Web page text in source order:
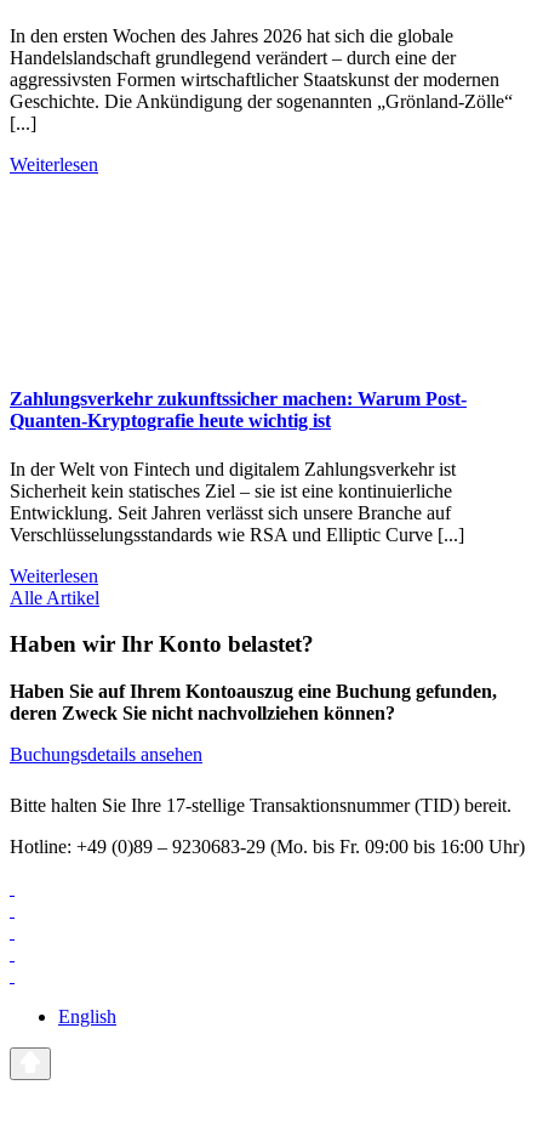
In den ersten Wochen des Jahres 2026 hat sich die globale
Handelslandschaft grundlegend verändert – durch eine der
aggressivsten Formen wirtschaftlicher Staatskunst der modernen
Geschichte. Die Ankündigung der sogenannten „Grönland-Zölle“
[...]
Weiterlesen
Zahlungsverkehr zukunftssicher machen: Warum Post-
Quanten-Kryptografie heute wichtig ist
In der Welt von Fintech und digitalem Zahlungsverkehr ist
Sicherheit kein statisches Ziel – sie ist eine kontinuierliche
Entwicklung. Seit Jahren verlässt sich unsere Branche auf
Verschlüsselungsstandards wie RSA und Elliptic Curve [...]
Weiterlesen
Alle Artikel
Haben wir Ihr Konto belastet?
Haben Sie auf Ihrem Kontoauszug eine Buchung gefunden,
deren Zweck Sie nicht nachvollziehen können?
Buchungsdetails ansehen
Bitte halten Sie Ihre 17-stellige Transaktionsnummer (TID) bereit.
Hotline: +49 (0)89 – 9230683-29 (Mo. bis Fr. 09:00 bis 16:00 Uhr)
English